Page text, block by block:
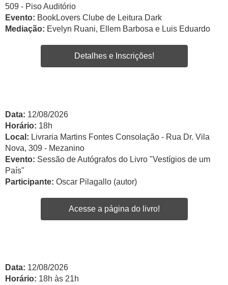
509 - Piso Auditório
Evento: BookLovers Clube de Leitura Dark
Mediação: Evelyn Ruani, Ellem Barbosa e Luis Eduardo
Detalhes e Inscrições!
Data: 12/08/2026
Horário: 18h
Local: Livraria Martins Fontes Consolação - Rua Dr. Vila
Nova, 309 - Mezanino
Evento: Sessão de Autógrafos do Livro "Vestígios de um
País"
Participante: Oscar Pilagallo (autor)
Acesse a página do livro!
Data: 12/08/2026
Horário: 18h às 21h